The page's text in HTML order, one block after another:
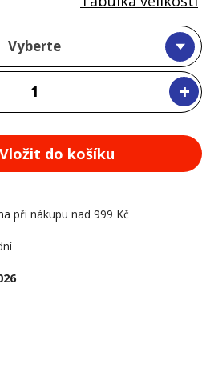
Vyberte
+
Vložit do košíku
při nákupu nad 999 Kč